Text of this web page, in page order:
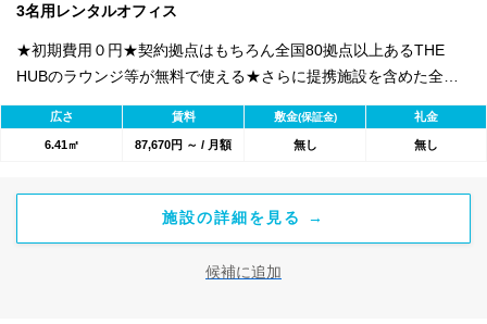
3名用レンタルオフィス
★初期費用０円★契約拠点はもちろん全国80拠点以上あるTHE
HUBのラウンジ等が無料で使える★さらに提携施設を含めた全
1800のワークスペースが利用可能★
広さ 賃料 敷金(保証金) 礼金
6.41㎡ 87,670円 ～ / 月額 無し 無し
施設の詳細を見る →
候補に追加